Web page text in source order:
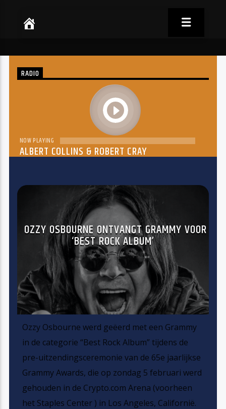
RADIO
play
NOW PLAYING
ALBERT COLLINS & ROBERT CRAY
OZZY OSBOURNE ONTVANGT GRAMMY VOOR
‘BEST ROCK ALBUM’
Ozzy Osbourne werd geëerd met een Grammy
in de categorie “Best Rock Album” tijdens de
pre-uitzendingsceremonie van de 65e jaarlijkse
Grammy Awards, die op zondag 5 februari werd
gehouden in de Crypto.com Arena (voorheen
het Staples Center ) in Los Angeles, Californië.